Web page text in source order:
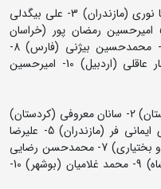
68 کیلوگرم: 1- رضا کریمی (تهران) 2- طاها نوری (مازندران) 3- علی بیگدلی
(قم) و سید ارشد حسینی (کردستان) 5 امیرحسین رمضان پور (خراسان
رضوی) و محمدصالح ملازاده (کرمان) 7- محمدحسین بیژنی (فارس) 8-
محمدمهدی حسینوند (خوزستان) 9- یاشار عاقلی (اردبیل) 10- امیرحسین
75 کیلوگرم: 1- عمادرضا محسن نژاد (خوزستان) 2- سانان معروفی (کردستان)
3- علی اصغر جباری (قم) و محمدمهدری ایمانی فر (مازندران) 5- علیرضا
نظری (لرستان) و جواد بابادی (چهارمحال و بختیاری) 7- محمدحسن رضایی
(خراسان رضوی) 8- عرشیا پردیوی (کرمانشاه) 9- محمد غلامیان (بوشهر) 10-